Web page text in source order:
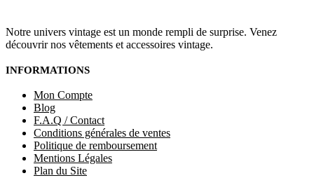
Notre univers vintage est un monde rempli de surprise. Venez
découvrir nos vêtements et accessoires vintage.
INFORMATIONS
Mon Compte
Blog
F.A.Q / Contact
Conditions générales de ventes
Politique de remboursement
Mentions Légales
Plan du Site